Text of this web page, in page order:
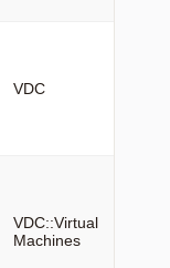
VDC
VDC::Virtual
Machines